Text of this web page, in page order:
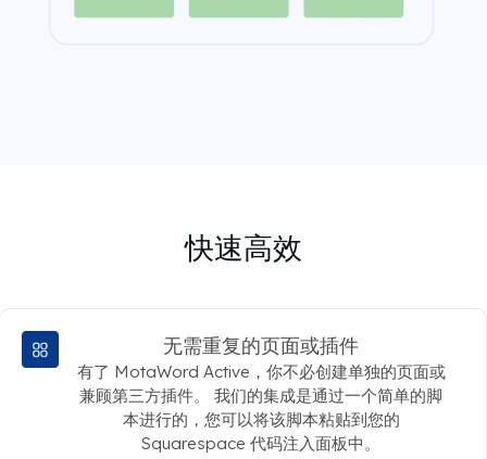
快速高效
无需重复的页面或插件
有了 MotaWord Active，你不必创建单独的页面或
兼顾第三方插件。 我们的集成是通过一个简单的脚
本进行的，您可以将该脚本粘贴到您的
Squarespace 代码注入面板中。